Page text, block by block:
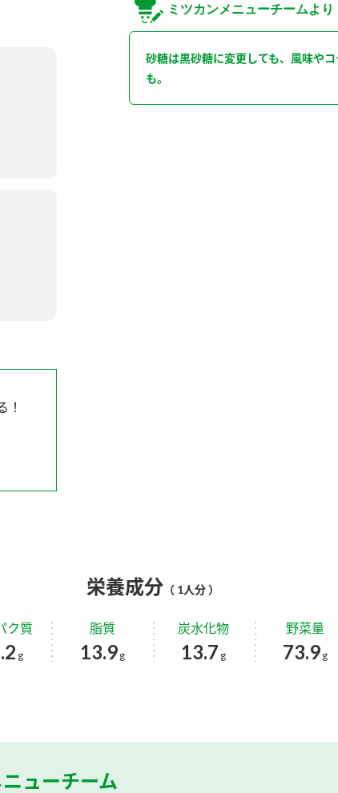
！
ミツカンメニューチームより
砂糖は黒砂糖に変更しても、風味や
も。
栄養成分 （ 1人分 ）
ク質
g
脂質
13.9 g
炭水化物
13.7 g
野菜量
73.9g
ューチーム